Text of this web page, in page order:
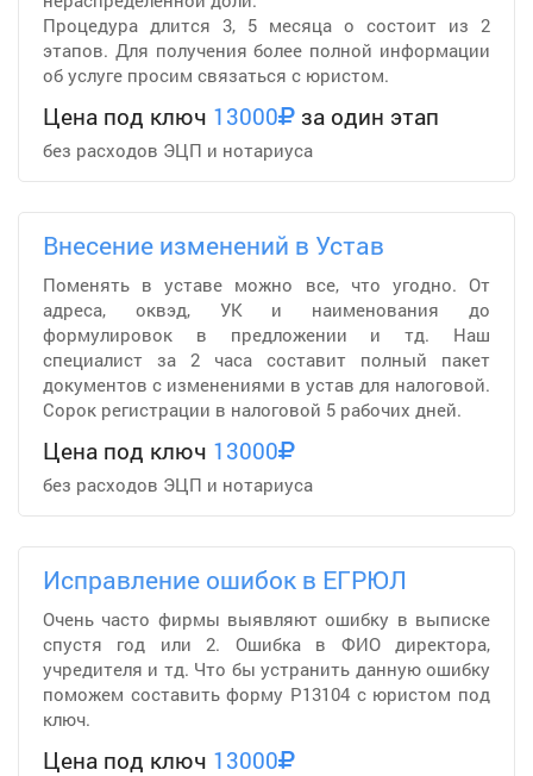
Процедура длится 3, 5 месяца о состоит из 2
этапов. Для получения более полной информации
об услуге просим связаться с юристом.
Цена под ключ 13000 за один этап
без расходов ЭЦП и нотариуса
Внесение изменений в Устав
Поменять в уставе можно все, что угодно. От
адреса, оквэд, УК и наименования до
формулировок в предложении и тд. Наш
специалист за 2 часа составит полный пакет
документов с изменениями в устав для налоговой.
Сорок регистрации в налоговой 5 рабочих дней.
Цена под ключ 13000
без расходов ЭЦП и нотариуса
Исправление ошибок в ЕГРЮЛ
Очень часто фирмы выявляют ошибку в выписке
спустя год или 2. Ошибка в ФИО директора,
учредителя и тд. Что бы устранить данную ошибку
поможем составить форму Р13104 с юристом под
ключ.
Цена под ключ 13000